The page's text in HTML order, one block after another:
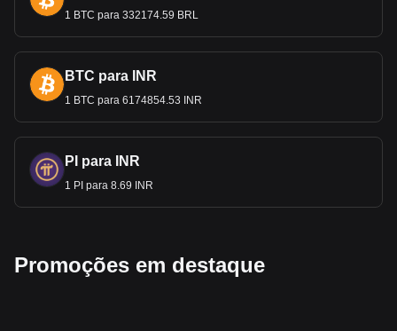
Os dados da Bitget mostram que o par de moedas de
Ethereum mais popular é o ETH para KES, com o
código de moeda de Ethereum sendo ETH. Use
nossa calculadora de criptomoedas agora para
descobrir quanto sua criptomoeda vale em KES.
1 BTC para 332174.59 BRL
BTC para INR
1 BTC para 6174854.53 INR
PI para INR
1 PI para 8.69 INR
Promoções em destaque